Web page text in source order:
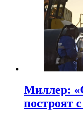
Миллер:
построят